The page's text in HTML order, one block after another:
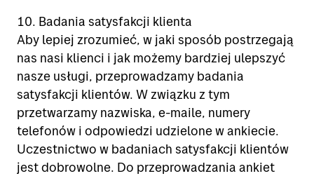
10. Badania satysfakcji klienta
Aby lepiej zrozumieć, w jaki sposób postrzegają
nas nasi klienci i jak możemy bardziej ulepszyć
nasze usługi, przeprowadzamy badania
satysfakcji klientów. W związku z tym
przetwarzamy nazwiska, e-maile, numery
telefonów i odpowiedzi udzielone w ankiecie.
Uczestnictwo w badaniach satysfakcji klientów
jest dobrowolne. Do przeprowadzania ankiet